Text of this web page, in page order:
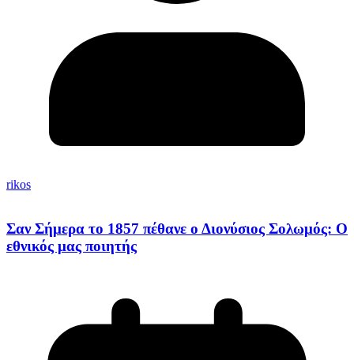
rikos
Σαν Σήμερα το 1857 πέθανε ο Διονύσιος Σολωμός: Ο
εθνικός μας ποιητής